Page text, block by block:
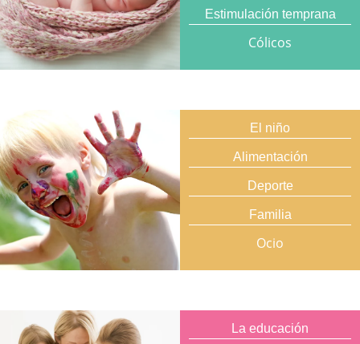
Estimulación temprana
Cólicos
El niño
Alimentación
Deporte
Familia
Ocio
La educación